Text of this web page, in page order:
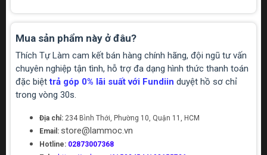
Mua sản phẩm này ở đâu?
Thích Tự Làm cam kết bán hàng chính hãng, đội ngũ tư vấn
chuyên nghiệp tận tình, hỗ trợ đa dạng hình thức thanh toán
đặc biệttrả góp 0% lãi suất với Fundiin duyệt hồ sơ chỉ
trong vòng 30s.
Địa chỉ: 234 Bình Thới, Phường 10, Quận 11, HCM
Email: store@lammoc.vn
Hotline: 02873007368